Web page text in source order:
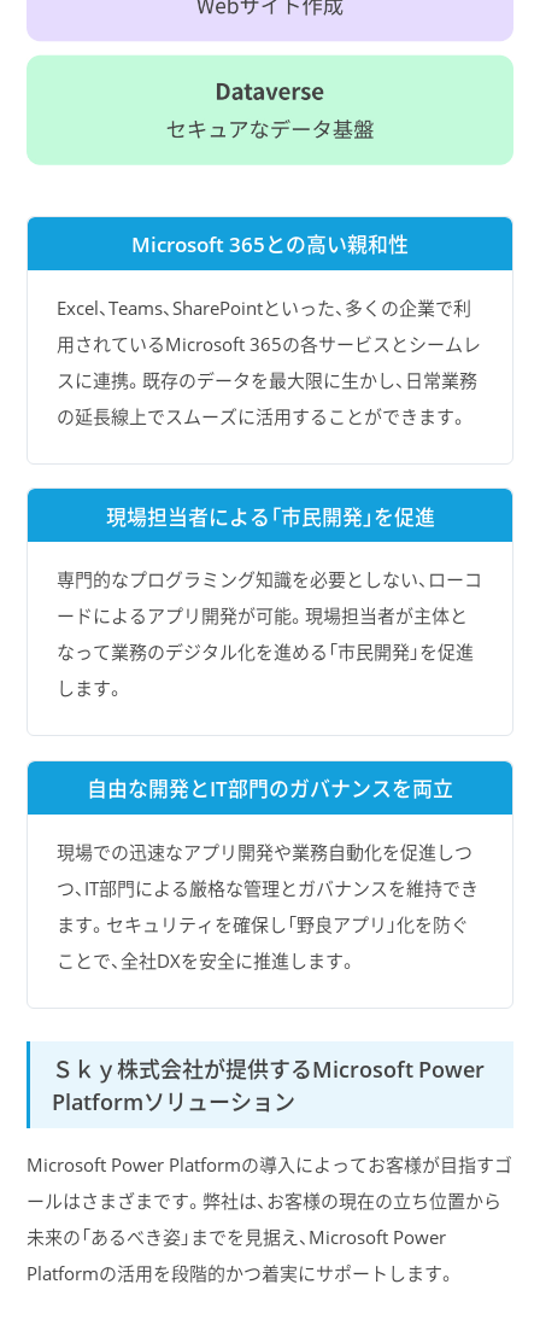
Microsoft 365との高い親和性
Excel、Teams、SharePointといった、多くの企業で利
用されているMicrosoft 365の各サービスとシームレ
スに連携。既存のデータを最大限に生かし、日常業務
の延長線上でスムーズに活用することができます。
現場担当者による 「市民開発」を促進
専門的なプログラミング知識を必要としない、ローコ
ードによるアプリ開発が可能。現場担当者が主体と
なって業務のデジタル化を進める「市民開発」を促進
します。
自由な開発とIT部門のガバナンスを両立
現場での迅速なアプリ開発や業務自動化を促進しつ
つ、IT部門による厳格な管理とガバナンスを維持でき
ます。セキュリティを確保し「野良アプリ」化を防ぐ
ことで、全社DXを安全に推進します。
Ｓｋｙ株式会社が提供するMicrosoft Power
Platformソリューション
Microsoft Power Platformの導入によってお客様が目指すゴ
ールはさまざまです。弊社は、お客様の現在の立ち位置から
未来の「あるべき姿」までを見据え、Microsoft Power
Platformの活用を段階的かつ着実にサポートします。